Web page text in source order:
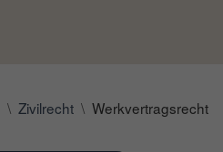
Zivilrecht Werkvertragsrecht